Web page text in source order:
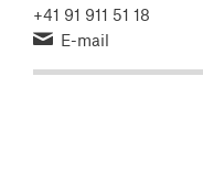
+41 91 911 51 18
E-mail